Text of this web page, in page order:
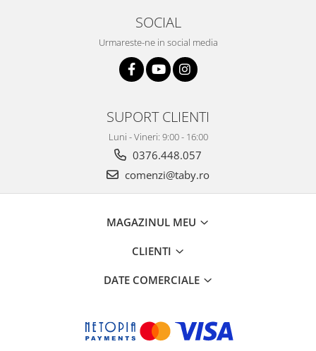
SOCIAL
Urmareste-ne in social media
SUPORT CLIENTI
Luni - Vineri: 9:00 - 16:00
0376.448.057
comenzi@taby.ro
MAGAZINUL MEU
CLIENTI
DATE COMERCIALE